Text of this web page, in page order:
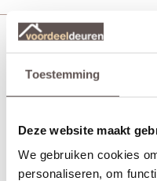
Toestemming
Deze website maakt
We gebruiken cookies
personaliseren, om
CanDo